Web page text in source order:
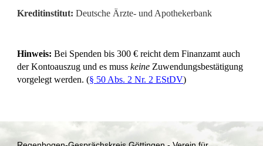
Kreditinstitut: Deutsche Ärzte- und Apothekerbank
Hinweis: Bei Spenden bis 300 € reicht dem Finanzamt auch
der Kontoauszug und es musskeine Zuwendungsbestätigung
vorgelegt werden. (§ 50 Abs. 2 Nr. 2 EStDV)